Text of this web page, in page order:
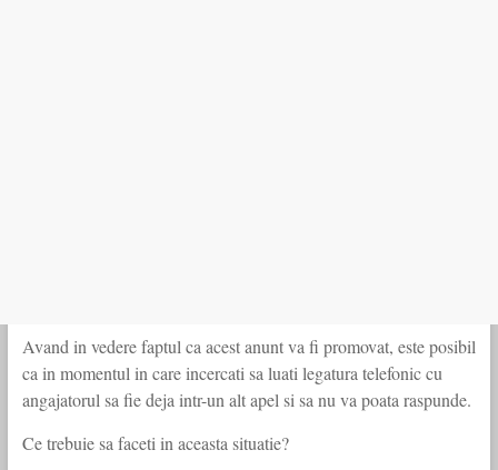
Avand in vedere faptul ca acest anunt va fi promovat, este posibil
ca in momentul in care incercati sa luati legatura telefonic cu
angajatorul sa fie deja intr-un alt apel si sa nu va poata raspunde.
Ce trebuie sa faceti in aceasta situatie?